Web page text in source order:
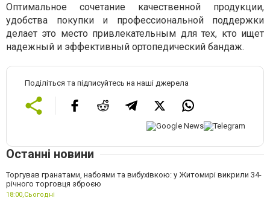
Оптимальное сочетание качественной продукции,
удобства покупки и профессиональной поддержки
делает это место привлекательным для тех, кто ищет
надежный и эффективный ортопедический бандаж.
Поділіться та підписуйтесь на наші джерела
Останні новини
Торгував гранатами, набоями та вибухівкою: у Житомирі викрили 34-
річного торговця зброєю
18:00, Сьогодні